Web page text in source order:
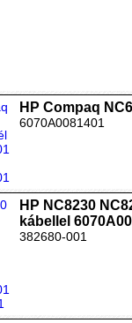
HP Compaq
6070A0081401
HP NC8230
kábellel
382680-001